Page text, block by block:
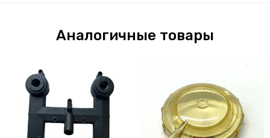
Аналогичные товары